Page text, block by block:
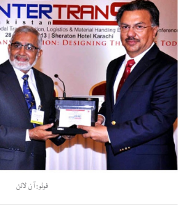
فوٹو : آن لائن